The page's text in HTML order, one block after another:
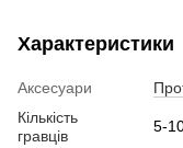
Характеристики
Аксесуари
Кількість
гравців
5-